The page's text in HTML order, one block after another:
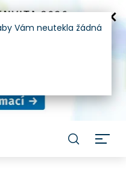
Vám neutekla žádná